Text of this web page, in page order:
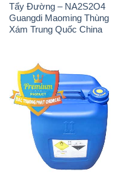
Tẩy Đường – NA2S2O4
Guangdi Maoming Thùng
Xám Trung Quốc China